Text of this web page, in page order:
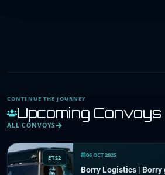
CONTINUE THE JOURNEY
Upcoming Convoys
ALL CONVOYS
ETS2 06 OCT 2025
Borry Logistics | Borry